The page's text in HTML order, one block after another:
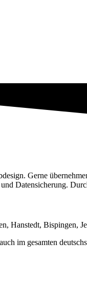
Gerne
Datensicherung.
Hanstedt, Bispingen,
im gesamten